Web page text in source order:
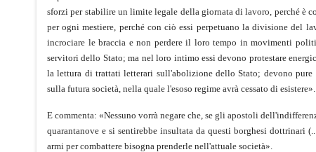
sforzi per stabilire un limite legale della giornata di lavoro, perché è
per ogni mestiere, perché con ciò essi perpetuano la divisione del
incrociare le braccia e non perdere il loro tempo in movimenti
servitori dello Stato; ma nel loro intimo essi devono protestare
la lettura di trattati letterari sull'abolizione dello Stato; devono
sulla futura società, nella quale l'esoso regime avrà cessato di esistere».
E commenta: «Nessuno vorrà negare che, se gli apostoli
quarantanove e si sentirebbe insultata da questi borghesi
armi per combattere bisogna prenderle nell'attuale società».